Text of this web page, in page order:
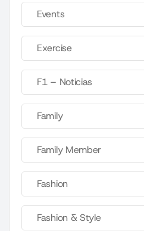
Events
Exercise
F1 – Noticias
Family
Family Member
Fashion
Fashion & Style